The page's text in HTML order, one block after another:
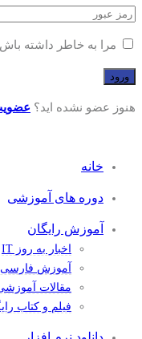
مرا به خاطر داشته باش
هنوز عضو نشده اید؟
خانه
دوره های آموزشی
آموزش رایگان
اخبار به روز IT
آموزش
مقالات
فیلم و کتاب